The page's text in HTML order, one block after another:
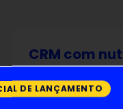
CRM com
Funil adaptado
DE LANÇAMENTO